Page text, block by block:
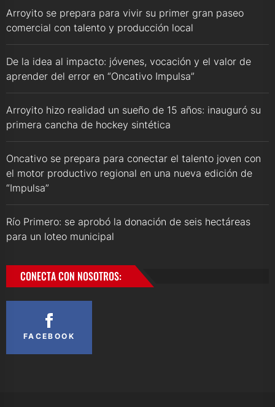
Arroyito se prepara para vivir su primer gran paseo
comercial con talento y producción local
De la idea al impacto: jóvenes, vocación y el valor de
aprender del error en “Oncativo Impulsa”
Arroyito hizo realidad un sueño de 15 años: inauguró su
primera cancha de hockey sintética
Oncativo se prepara para conectar el talento joven con
el motor productivo regional en una nueva edición de
“Impulsa”
Río Primero: se aprobó la donación de seis hectáreas
para un loteo municipal
CONECTA CON NOSOTROS:
FACEBOOK